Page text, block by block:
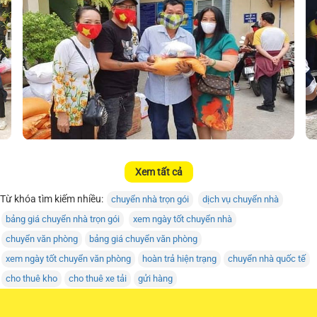
Xem tất cả
Từ khóa tìm kiếm nhiều: chuyển nhà trọn gói
dịch vụ chuyển nhà
bảng giá chuyển nhà trọn gói
xem ngày tốt chuyển nhà
chuyển văn phòng
bảng giá chuyển văn phòng
xem ngày tốt chuyển văn phòng
hoàn trả hiện trạng
chuyển nhà quốc tế
cho thuê kho
cho thuê xe tải gửi hàng